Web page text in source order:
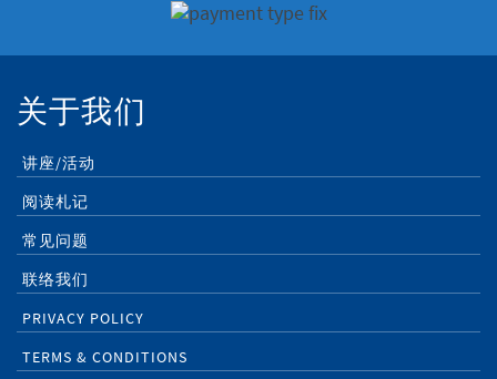
关于我们
讲座/活动
阅读札记
常见问题
联络我们
PRIVACY POLICY
TERMS & CONDITIONS